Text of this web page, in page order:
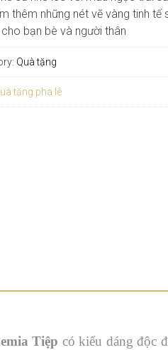
thêm những nét vẽ vàng tinh tế
bạn bè và người thân
Quà tặng
tặng pha lê
Tiệp có kiểu dáng độc